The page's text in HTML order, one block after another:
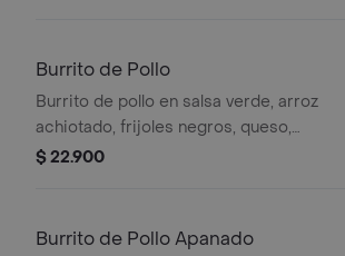
Burrito de Pollo
Burrito de pollo en salsa verde, arroz
achiotado, frijoles negros, queso,
guacamole, pico de gallo, lechuga y
$ 22.900
Burrito de Pollo Apanado